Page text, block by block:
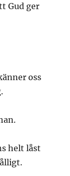
Gud ger
oss
helt låst